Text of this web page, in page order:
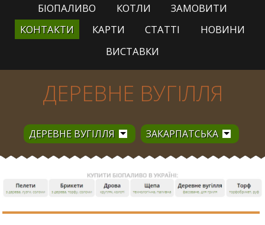
БІОПАЛИВО КОТЛИ
ЗАМОВИТИ
КОНТАКТИ
КАРТИ СТАТТІ
НОВИНИ
ВИСТАВКИ
ДЕРЕВНЕ ВУГІЛЛЯ
ДЕРЕВНЕ ВУГІЛЛЯ ЗАКАРПАТСЬКА